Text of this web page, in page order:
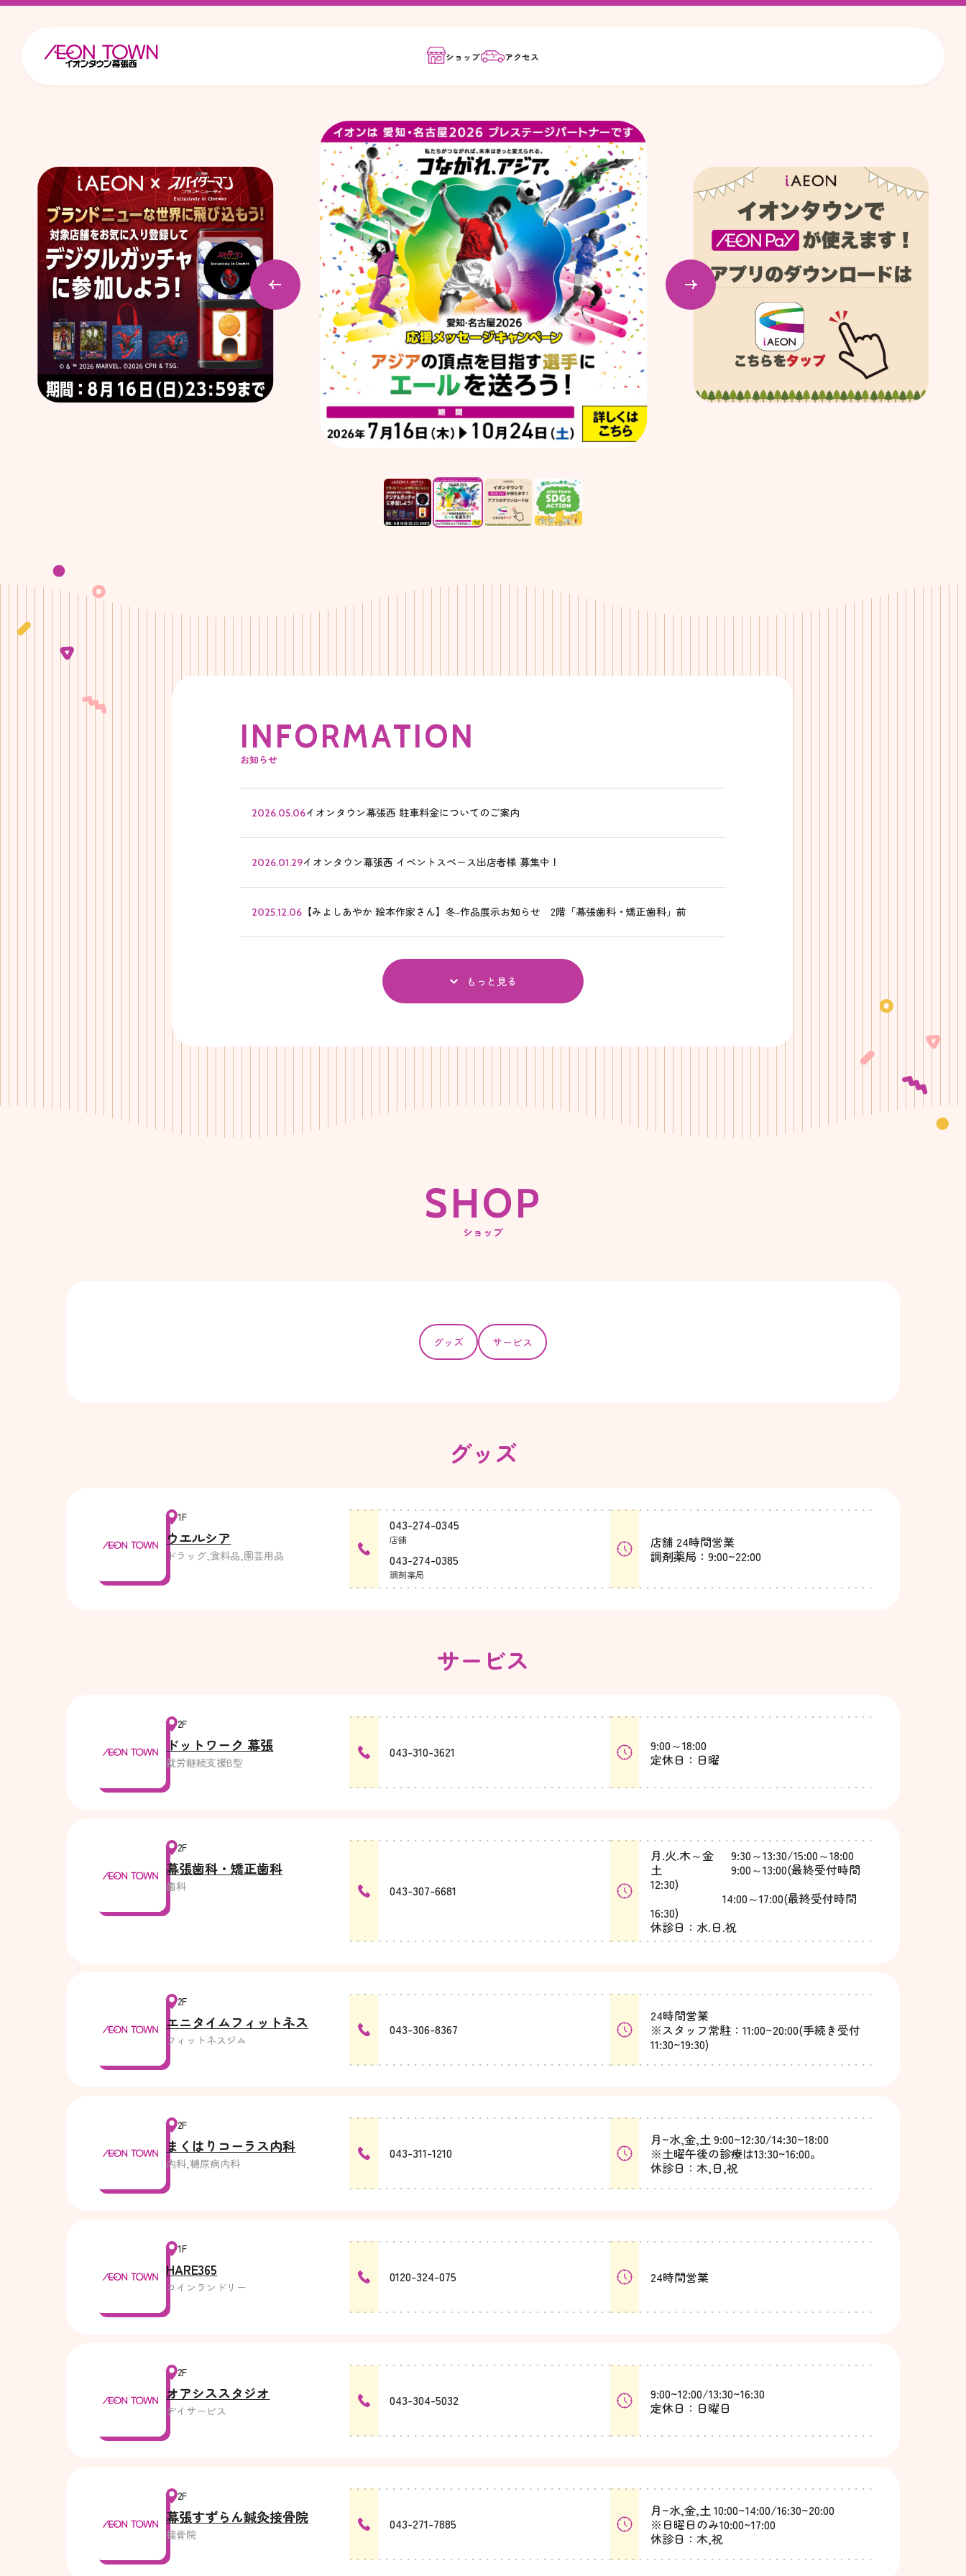
ショップ アクセス
INFORMATION
お知らせ
2026.05.06イオンタウン幕張西 駐車料金についてのご案内
2026.01.29イオンタウン幕張西 イベントスペース出店者様 募集中！
2025.12.06 【みよしあやか 絵本作家さん】冬-作品展示お知らせ 2階「幕張歯科・矯正歯科」前
もっと見る
SHOP
ショップ
グッズ サービス
グッズ
1F
ウエルシア
ドラッグ,食料品,園芸用品
043-274-0345
店舗
043-274-0385
調剤薬局
店舗 24時間営業
調剤薬局：9:00~22:00
サービス
2F
ドットワーク 幕張
就労継続支援B型
043-310-3621
9:00～18:00
定休日：日曜
2F
幕張歯科・矯正歯科
歯科 043-307-6681
月.火.木～金 9:30～13:30/15:00～18:00
土 9:00～13:00(最終受付時間
12:30)
14:00～17:00(最終受付時間
16:30)
休診日：水.日.祝
2F
エニタイムフィットネス
フィットネスジム
043-306-8367
24時間営業
※スタッフ常駐：11:00~20:00(手続き受付
11:30~19:30)
2F
まくはりコーラス内科
内科,糖尿病内科
043-311-1210
月~水,金,土 9:00~12:30/14:30~18:00
※土曜午後の診療は13:30~16:00。
休診日：木,日,祝
1F
HARE365
コインランドリー
0120-324-075 24時間営業
2F
オアシススタジオ
デイサービス
043-304-5032
9:00~12:00/13:30~16:30
定休日：日曜日
2F
幕張すずらん鍼灸接骨院
接骨院
043-271-7885
月~水,金,土 10:00~14:00/16:30~20:00
※日曜日のみ10:00~17:00
休診日：木,祝